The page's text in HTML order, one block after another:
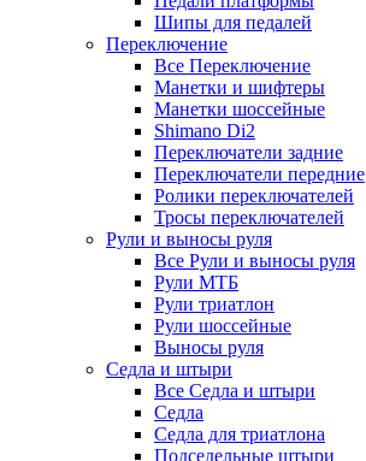
Шипы для педалей
Переключение
Все Переключение
Манетки и шифтеры
Манетки шоссейные
Shimano Di2
Переключатели задние
Переключатели передние
Ролики переключателей
Тросы переключателей
Рули и выносы руля
Все Рули и выносы руля
Рули МТБ
Рули триатлон
Рули шоссейные
Выносы руля
Седла и штыри
Все Седла и штыри
Седла
Седла для триатлона
Подседельные штыри